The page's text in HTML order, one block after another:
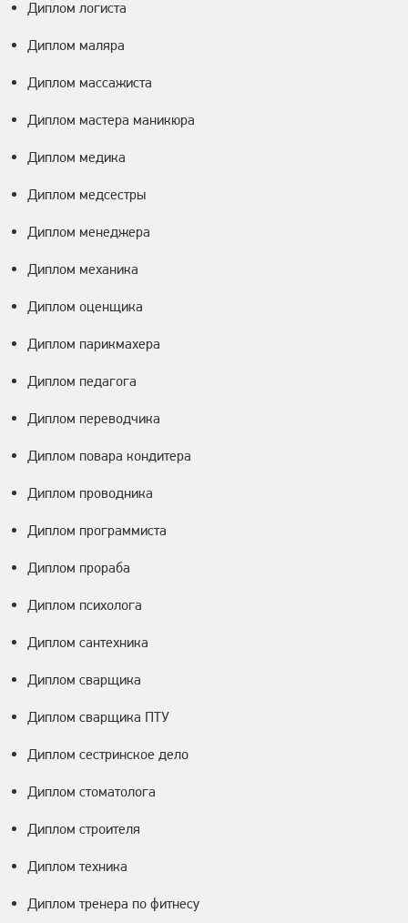
Диплом логиста
Диплом маляра
Диплом массажиста
Диплом мастера маникюра
Диплом медика
Диплом медсестры
Диплом менеджера
Диплом механика
Диплом оценщика
Диплом парикмахера
Диплом педагога
Диплом переводчика
Диплом повара кондитера
Диплом проводника
Диплом программиста
Диплом прораба
Диплом психолога
Диплом сантехника
Диплом сварщика
Диплом сварщика ПТУ
Диплом сестринское дело
Диплом стоматолога
Диплом строителя
Диплом техника
Диплом тренера по фитнесу